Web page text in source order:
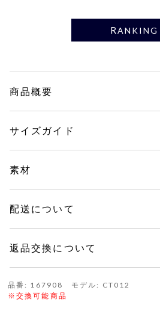
RANKING
商品概要
サイズガイド
素材
配送について
返品交換について
品番: 167908 モデル: CT012
※交換可能商品